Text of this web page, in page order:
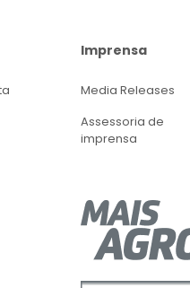
Imprensa
Media Releases
Assessoria de
imprensa